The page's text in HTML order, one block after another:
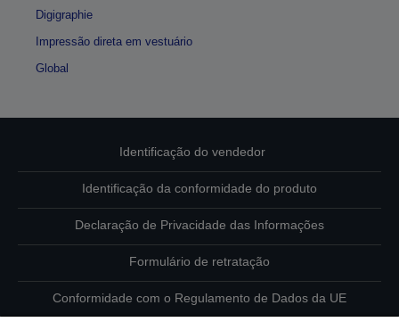
Digigraphie
Impressão direta em vestuário
Global
Identificação do vendedor
Identificação da conformidade do produto
Declaração de Privacidade das Informações
Formulário de retratação
Conformidade com o Regulamento de Dados da UE